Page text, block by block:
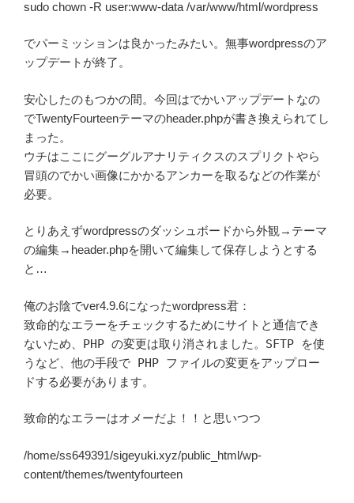
sudo chown -R user:www-data /var/www/html/wordpress
でパーミッションは良かったみたい。無事wordpressのア
ップデートが終了。
安心したのもつかの間。今回はでかいアップデートなの
でTwentyFourteenテーマのheader.phpが書き換えられてし
まった。
ウチはここにグーグルアナリティクスのスプリクトやら
冒頭のでかい画像にかかるアンカーを取るなどの作業が
必要。
とりあえずwordpressのダッシュボードから外観→テーマ
の編集→header.phpを開いて編集して保存しようとする
と…
俺のお陰でver4.9.6になったwordpress君：
致命的なエラーをチェックするためにサイトと通信でき
ないため、PHP の変更は取り消されました。SFTP を使
うなど、他の手段で PHP ファイルの変更をアップロー
ドする必要があります。
致命的なエラーはオメーだよ！！と思いつつ
/home/ss649391/sigeyuki.xyz/public_html/wp-
content/themes/twentyfourteen